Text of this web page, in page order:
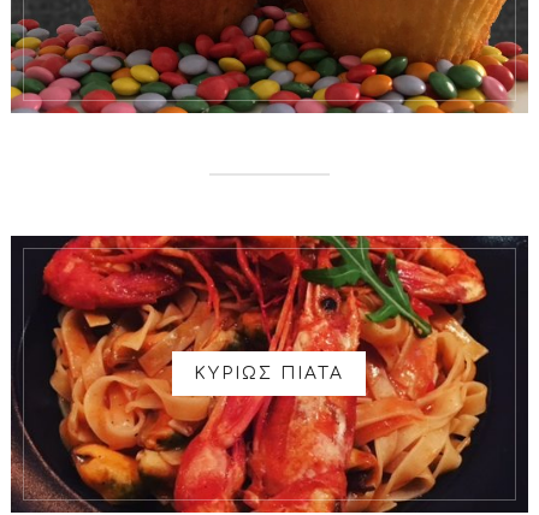
ΚΥΡΙΩΣ ΠΙΑΤΑ